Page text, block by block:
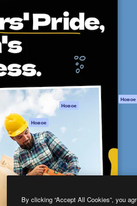
ИИ-помощник
Генератор
изображений ИИ
Генератор видео
ИИ
Генератор голоса
на основе ИИ
Стоковый контент
MCP для
Claude/ChatGPT
Новое
Агенты Новое
API
Мобильное
приложение
Все инструменты
Magnific
Пакету ИИ
Служба
Условия и
положения
Оригиналы
Новое
Политика файлов
cookie
Центр доверия
Партнеры
Предприятие
By clicking “Accept All Cookies”, you